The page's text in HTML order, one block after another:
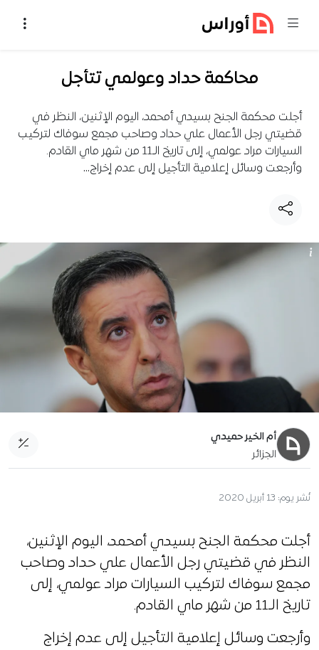
محاكمة حداد وعولمي تتأجل
أجلت محكمة الجنح بسيدي أمحمد، اليوم الإثنين، النظر في
قضيتي رجل الأعمال علي حداد وصاحب مجمع سوفاك لتركيب
السيارات مراد عولمي، إلى تاريخ الـ11 من شهر ماي القادم.
وأرجعت وسائل إعلامية التأجيل إلى عدم إخراج…
أم الخير حميدي
الجزائر
نُشر يوم: 13 أبريل 2020
أجلت محكمة الجنح بسيدي أمحمد، اليوم الإثنين،
النظر في قضيتي رجل الأعمال علي حداد وصاحب
مجمع سوفاك لتركيب السيارات مراد عولمي، إلى
تاريخ الـ11 من شهر ماي القادم.
وأرجعت وسائل إعلامية التأجيل إلى عدم إخراج